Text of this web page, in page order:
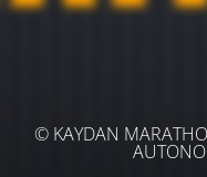
© KAYDAN